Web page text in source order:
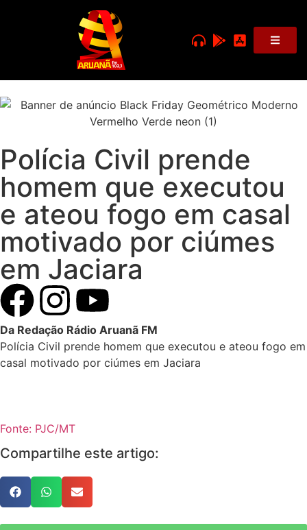
Polícia Civil prende
homem que executou
e ateou fogo em casal
motivado por ciúmes
em Jaciara
Da Redação Rádio Aruanã FM
Polícia Civil prende homem que executou e ateou fogo em
casal motivado por ciúmes em Jaciara
Fonte: PJC/MT
Compartilhe este artigo: